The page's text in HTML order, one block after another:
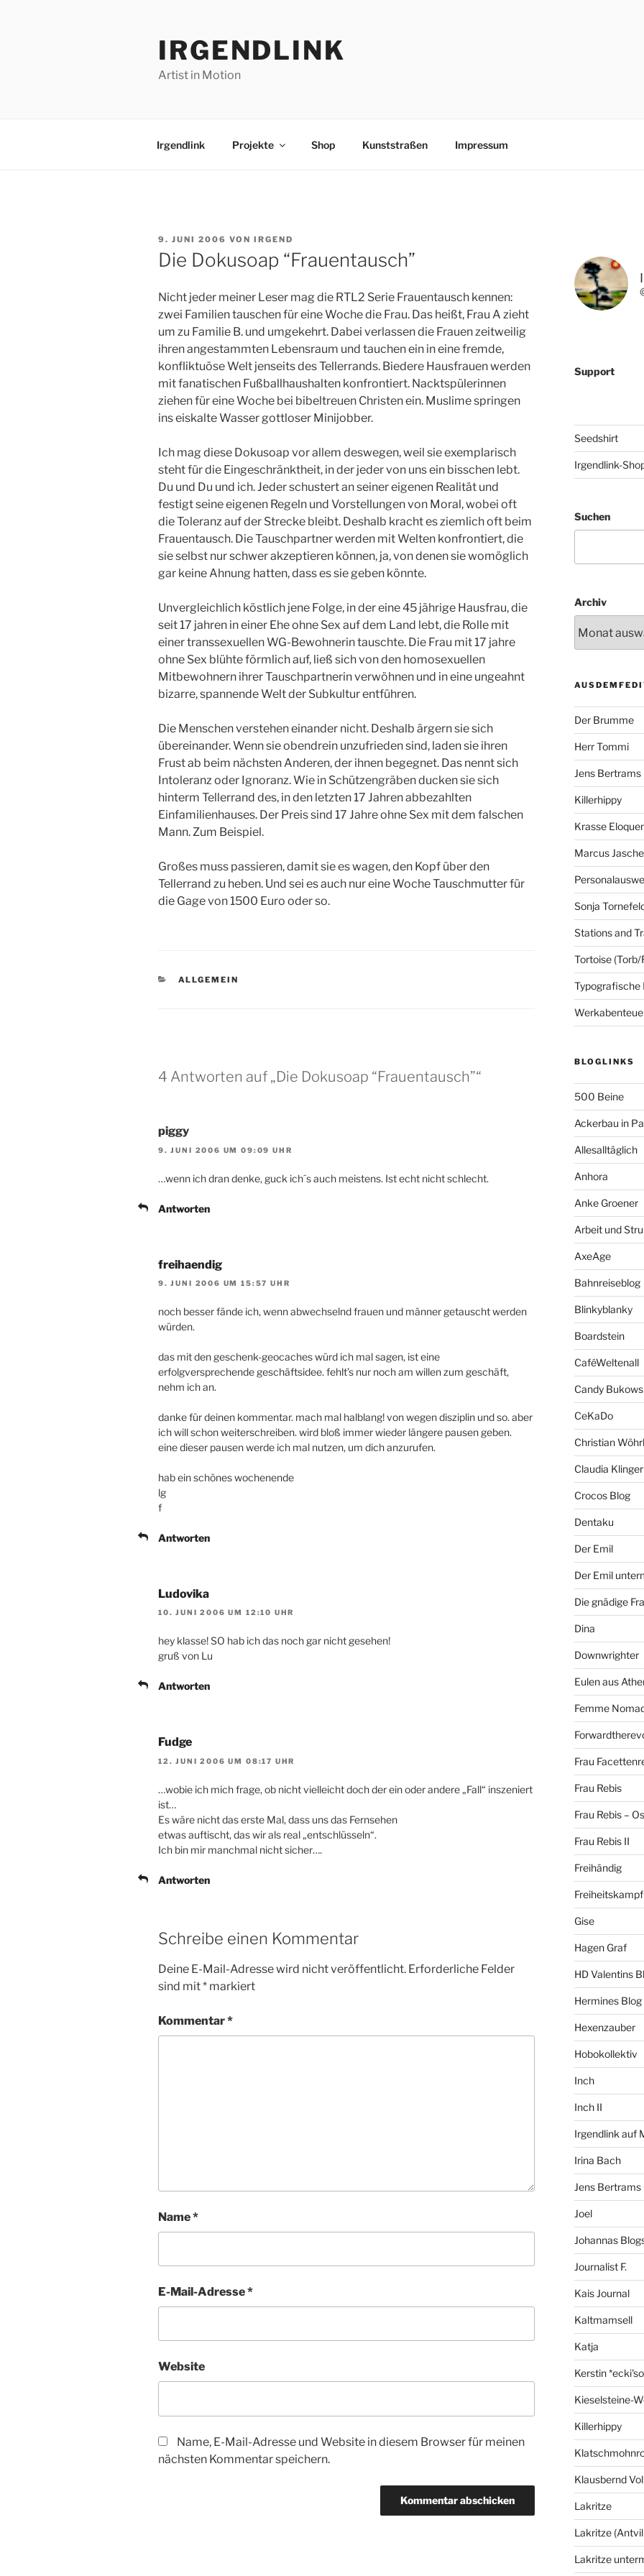
IRGENDLINK
Artist in Motion
Irgendlink Projekte Shop Kunststraßen Impressum
VERÖFFENTLICHT
AM
9. JUNI 2006 VON IRGEND
Die Dokusoap “Frauentausch”
Nicht jeder meiner Leser mag die RTL2 Serie Frauentausch kennen:
zwei Familien tauschen für eine Woche die Frau. Das heißt, Frau A zieht
um zu Familie B. und umgekehrt. Dabei verlassen die Frauen zeitweilig
ihren angestammten Lebensraum und tauchen ein in eine fremde,
konfliktuöse Welt jenseits des Tellerrands. Biedere Hausfrauen werden
mit fanatischen Fußballhaushalten konfrontiert. Nacktspülerinnen
ziehen für eine Woche bei bibeltreuen Christen ein. Muslime springen
ins eiskalte Wasser gottloser Minijobber.
Ich mag diese Dokusoap vor allem deswegen, weil sie exemplarisch
steht für die Eingeschränktheit, in der jeder von uns ein bisschen lebt.
Du und Du und ich. Jeder schustert an seiner eigenen Realität und
festigt seine eigenen Regeln und Vorstellungen von Moral, wobei oft
die Toleranz auf der Strecke bleibt. Deshalb kracht es ziemlich oft beim
Frauentausch. Die Tauschpartner werden mit Welten konfrontiert, die
sie selbst nur schwer akzeptieren können, ja, von denen sie womöglich
gar keine Ahnung hatten, dass es sie geben könnte.
Unvergleichlich köstlich jene Folge, in der eine 45 jährige Hausfrau, die
seit 17 jahren in einer Ehe ohne Sex auf dem Land lebt, die Rolle mit
einer transsexuellen WG-Bewohnerin tauschte. Die Frau mit 17 jahre
ohne Sex blühte förmlich auf, ließ sich von den homosexuellen
Mitbewohnern ihrer Tauschpartnerin verwöhnen und in eine ungeahnt
bizarre, spannende Welt der Subkultur entführen.
Die Menschen verstehen einander nicht. Deshalb ärgern sie sich
übereinander. Wenn sie obendrein unzufrieden sind, laden sie ihren
Frust ab beim nächsten Anderen, der ihnen begegnet. Das nennt sich
Intoleranz oder Ignoranz. Wie in Schützengräben ducken sie sich
hinterm Tellerrand des, in den letzten 17 Jahren abbezahlten
Einfamilienhauses. Der Preis sind 17 Jahre ohne Sex mit dem falschen
Mann. Zum Beispiel.
Großes muss passieren, damit sie es wagen, den Kopf über den
Tellerrand zu heben. Und sei es auch nur eine Woche Tauschmutter für
die Gage von 1500 Euro oder so.
KATEGORIEN
ALLGEMEIN
4 Antworten auf „Die Dokusoap “Frauentausch”“
piggy
9. JUNI 2006 UM 09:09 UHR
…wenn ich dran denke, guck ich´s auch meistens. Ist echt nicht schlecht.
Antworten
freihaendig
9. JUNI 2006 UM 15:57 UHR
noch besser fände ich, wenn abwechselnd frauen und männer getauscht werden
würden.
das mit den geschenk-geocaches würd ich mal sagen, ist eine
erfolgversprechende geschäftsidee. fehlt’s nur noch am willen zum geschäft,
nehm ich an.
danke für deinen kommentar. mach mal halblang! von wegen disziplin und so. aber
ich will schon weiterschreiben. wird bloß immer wieder längere pausen geben.
eine dieser pausen werde ich mal nutzen, um dich anzurufen.
hab ein schönes wochenende
lg
f
Antworten
Ludovika
10. JUNI 2006 UM 12:10 UHR
hey klasse! SO hab ich das noch gar nicht gesehen!
gruß von Lu
Antworten
Fudge
12. JUNI 2006 UM 08:17 UHR
…wobie ich mich frage, ob nicht vielleicht doch der ein oder andere „Fall“ inszeniert
ist…
Es wäre nicht das erste Mal, dass uns das Fernsehen
etwas auftischt, das wir als real „entschlüsseln“.
Ich bin mir manchmal nicht sicher….
Antworten
Schreibe einen Kommentar
Deine E-Mail-Adresse wird nicht veröffentlicht. Erforderliche Felder
sind mit* markiert
Kommentar*
Name*
E-Mail-Adresse*
Website
Name, E-Mail-Adresse und Website in diesem Browser für meinen
nächsten Kommentar speichern.
Support
Seedshirt
Irgendlink-
Suchen
Archiv
Der Brumme
Herr Tommi
Jens Bertrams
Killerhippy
Krasse
Marcus
Sonja
Stations and
Tortoise (Torb/
Typografische
BLOGLINKS
500 Beine
Ackerbau in
Allesalltäglich
Anhora
Anke Groener
Arbeit und
AxeAge
Bahnreiseblog
Blinkyblanky
Boardstein
CaféWeltenall
Candy
CeKaDo
Christian Wöhrl
Claudia Klinger
Crocos Blog
Dentaku
Der Emil
Der Emil
Die gnädige
Dina
Downwrighter
Eulen aus
Femme
Frau
Frau Rebis
Frau Rebis –
Frau Rebis II
Freihändig
Freiheitskampf
Gise
Hagen Graf
HD Valentins
Hermines Blog
Hexenzauber
Hobokollektiv
Inch
Inch II
Irgendlink auf
Irina Bach
Jens Bertrams
Joel
Johannas
Journalist F.
Kais Journal
Kaltmamsell
Katja
Kerstin
Kieselsteine-
Killerhippy
Klausbernd
Lakritze
Lakritze
Lakritze